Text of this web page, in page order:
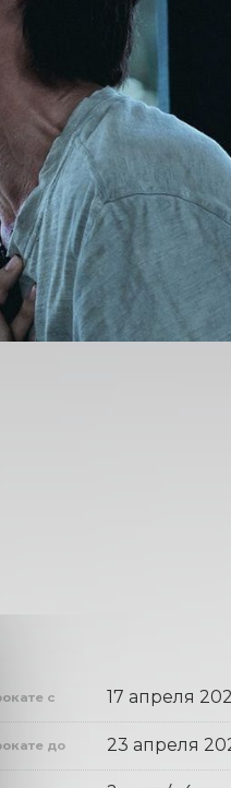
с 17 апреля
до 23 апреля